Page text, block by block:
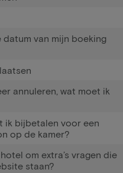
datum van mijn boeking
annuleren, wat moet ik
ik bijbetalen voor een
op de kamer?
om extra’s vragen die
staan?